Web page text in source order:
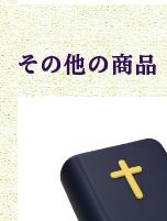
その他の商品